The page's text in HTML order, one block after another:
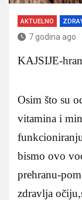
AKTUELNO
7 godina ago
KAJSIJE-
Osim što su
vitamina i
bismo ovo
prehranu-
zdravlja